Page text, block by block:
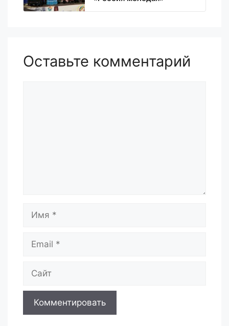
Оставьте комментарий